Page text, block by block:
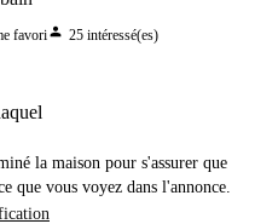
favoriperson 25 intéressé(es)
la maison pour s'assurer que
que vous voyez dans l'annonce.